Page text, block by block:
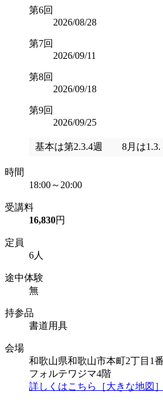
第6回
2026/08/28
第7回
2026/09/11
第8回
2026/09/18
第9回
2026/09/25
基本は第2.3.4週 8月は
時間
18:00～20:00
受講料
16,830円
定員
6人
途中体験
無
持参品
書道用具
会場
和歌山県和歌山市本町2丁目1
フォルテワジマ4階
詳しくはこちら［大きな地図］